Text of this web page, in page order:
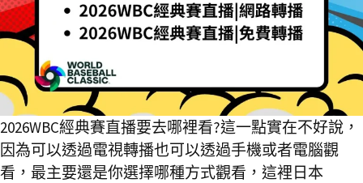
2026WBC經典賽直播要去哪裡看?這一點實在不好說，
因為可以透過電視轉播也可以透過手機或者電腦觀
看，最主要還是你選擇哪種方式觀看，這裡日本